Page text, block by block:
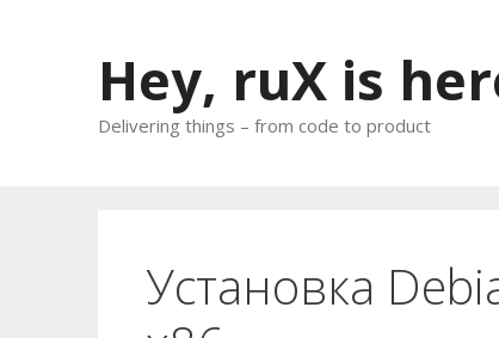
Hey, ruX is
Delivering things – from code to product
Установка